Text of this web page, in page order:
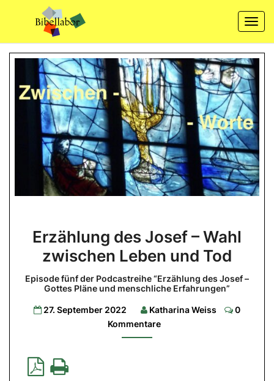
content
des
Josef
–
Wahl
zwischen
Leben
und
Erzählung des Josef – Wahl
zwischen Leben und Tod
Episode fünf der Podcastreihe “Erzählung des Josef –
Gottes Pläne und menschliche Erfahrungen”
27. September 2022 Katharina Weiss
0
Kommentare